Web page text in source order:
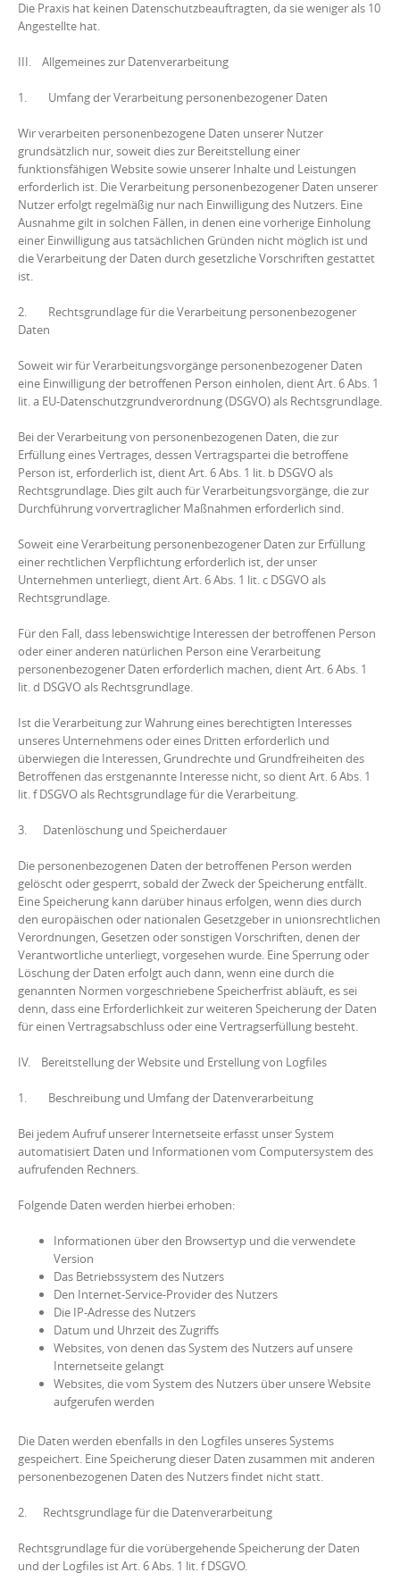
Die Praxis hat keinen Datenschutzbeauftragten, da sie weniger als 10
Angestellte hat.
III. Allgemeines zur Datenverarbeitung
1. Umfang der Verarbeitung personenbezogener Daten
Wir verarbeiten personenbezogene Daten unserer Nutzer
grundsätzlich nur, soweit dies zur Bereitstellung einer
funktionsfähigen Website sowie unserer Inhalte und Leistungen
erforderlich ist. Die Verarbeitung personenbezogener Daten unserer
Nutzer erfolgt regelmäßig nur nach Einwilligung des Nutzers. Eine
Ausnahme gilt in solchen Fällen, in denen eine vorherige Einholung
einer Einwilligung aus tatsächlichen Gründen nicht möglich ist und
die Verarbeitung der Daten durch gesetzliche Vorschriften gestattet
ist.
2. Rechtsgrundlage für die Verarbeitung personenbezogener
Daten
Soweit wir für Verarbeitungsvorgänge personenbezogener Daten
eine Einwilligung der betroffenen Person einholen, dient Art. 6 Abs. 1
lit. a EU-Datenschutzgrundverordnung (DSGVO) als Rechtsgrundlage.
Bei der Verarbeitung von personenbezogenen Daten, die zur
Erfüllung eines Vertrages, dessen Vertragspartei die betroffene
Person ist, erforderlich ist, dient Art. 6 Abs. 1 lit. b DSGVO als
Rechtsgrundlage. Dies gilt auch für Verarbeitungsvorgänge, die zur
Durchführung vorvertraglicher Maßnahmen erforderlich sind.
Soweit eine Verarbeitung personenbezogener Daten zur Erfüllung
einer rechtlichen Verpflichtung erforderlich ist, der unser
Unternehmen unterliegt, dient Art. 6 Abs. 1 lit. c DSGVO als
Rechtsgrundlage.
Für den Fall, dass lebenswichtige Interessen der betroffenen Person
oder einer anderen natürlichen Person eine Verarbeitung
personenbezogener Daten erforderlich machen, dient Art. 6 Abs. 1
lit. d DSGVO als Rechtsgrundlage.
Ist die Verarbeitung zur Wahrung eines berechtigten Interesses
unseres Unternehmens oder eines Dritten erforderlich und
überwiegen die Interessen, Grundrechte und Grundfreiheiten des
Betroffenen das erstgenannte Interesse nicht, so dient Art. 6 Abs. 1
lit. f DSGVO als Rechtsgrundlage für die Verarbeitung.
3. Datenlöschung und Speicherdauer
Die personenbezogenen Daten der betroffenen Person werden
gelöscht oder gesperrt, sobald der Zweck der Speicherung entfällt.
Eine Speicherung kann darüber hinaus erfolgen, wenn dies durch
den europäischen oder nationalen Gesetzgeber in unionsrechtlichen
Verordnungen, Gesetzen oder sonstigen Vorschriften, denen der
Verantwortliche unterliegt, vorgesehen wurde. Eine Sperrung oder
Löschung der Daten erfolgt auch dann, wenn eine durch die
genannten Normen vorgeschriebene Speicherfrist abläuft, es sei
denn, dass eine Erforderlichkeit zur weiteren Speicherung der Daten
für einen Vertragsabschluss oder eine Vertragserfüllung besteht.
IV. Bereitstellung der Website und Erstellung von Logfiles
1. Beschreibung und Umfang der Datenverarbeitung
Bei jedem Aufruf unserer Internetseite erfasst unser System
automatisiert Daten und Informationen vom Computersystem des
aufrufenden Rechners.
Folgende Daten werden hierbei erhoben:
Informationen über den Browsertyp und die verwendete
Version
Das Betriebssystem des Nutzers
Den Internet-Service-Provider des Nutzers
Die IP-Adresse des Nutzers
Datum und Uhrzeit des Zugriffs
Websites, von denen das System des Nutzers auf unsere
Internetseite gelangt
Websites, die vom System des Nutzers über unsere Website
aufgerufen werden
Die Daten werden ebenfalls in den Logfiles unseres Systems
gespeichert. Eine Speicherung dieser Daten zusammen mit anderen
personenbezogenen Daten des Nutzers findet nicht statt.
2. Rechtsgrundlage für die Datenverarbeitung
Rechtsgrundlage für die vorübergehende Speicherung der Daten
und der Logfiles ist Art. 6 Abs. 1 lit. f DSGVO.